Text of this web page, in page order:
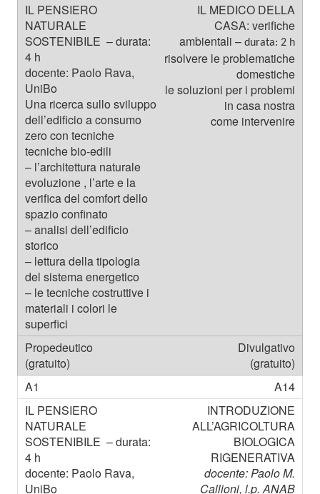
IL MEDICO DELLA
CASA: verifiche
ambientali – durata: 2 h
risolvere le problematiche
domestiche
le soluzioni per i problemi
in casa nostra
come intervenire
Divulgativo
(gratuito)
A14
INTRODUZIONE
ALL’AGRICOLTURA
BIOLOGICA
RIGENERATIVA
docente: Paolo M.
Callioni, l.p. ANAB